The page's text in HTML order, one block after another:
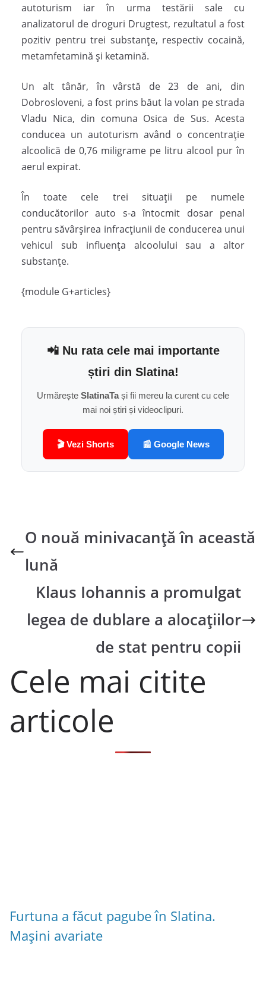
autoturism iar în urma testării sale cu
analizatorul de droguri Drugtest, rezultatul a fost
pozitiv pentru trei substanţe, respectiv cocaină,
metamfetamină şi ketamină.
Un alt tânăr, în vârstă de 23 de ani, din
Dobrosloveni, a fost prins băut la volan pe strada
Vladu Nica, din comuna Osica de Sus. Acesta
conducea un autoturism având o concentrație
alcoolică de 0,76 miligrame pe litru alcool pur în
aerul expirat.
În toate cele trei situaţii pe numele
conducătorilor auto s-a întocmit dosar penal
pentru săvârșirea infracțiunii de conducerea unui
vehicul sub influența alcoolului sau a altor
substanțe.
{module G+articles}
📲 Nu rata cele mai importante
știri din Slatina!
Urmărește SlatinaTași fii mereu la curent cu cele
mai noi știri și videoclipuri.
🎬 Vezi Shorts 📰 Google News
O nouă minivacanţă în această
lună
Klaus Iohannis a promulgat
legea de dublare a alocațiilor
de stat pentru copii
Cele mai citite
articole
Furtuna a făcut pagube în Slatina.
Mașini avariate